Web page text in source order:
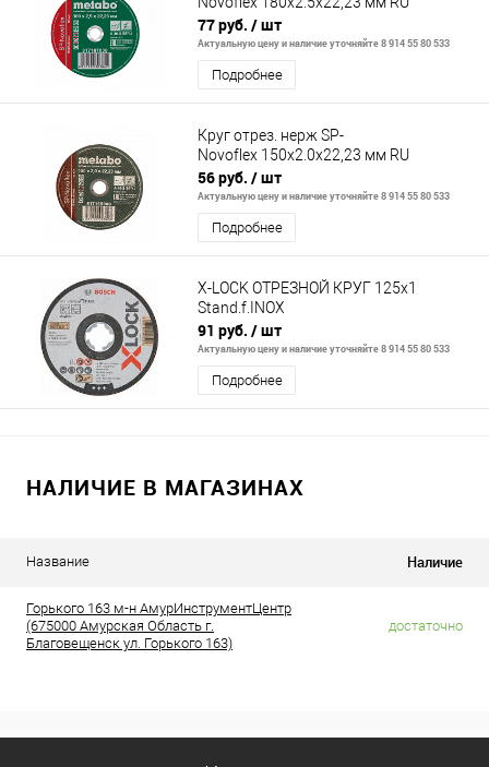
77 руб. / шт
Актуальную цену и наличие уточняйте 8 914 55 80 533
Подробнее
Круг отрез. нерж SP-
Novoflex 150x2.0x22,23 мм RU
56 руб. / шт
Актуальную цену и наличие уточняйте 8 914 55 80 533
Подробнее
X-LOCK ОТРЕЗНОЙ КРУГ 125x1
Stand.f.INOX
91 руб. / шт
Актуальную цену и наличие уточняйте 8 914 55 80 533
Подробнее
НАЛИЧИЕ В МАГАЗИНАХ
Название Наличие
Горького 163 м-н АмурИнструментЦентр
(675000 Амурская Область г.
Благовещенск ул. Горького 163)
достаточно